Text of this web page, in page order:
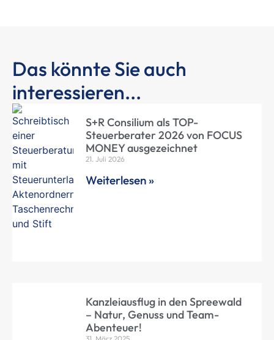
Das könnte Sie auch
interessieren...
S+R Consilium als TOP-
Steuerberater 2026 von FOCUS
MONEY ausgezeichnet
21. Juli 2026
Weiterlesen »
Kanzleiausflug in den Spreewald
– Natur, Genuss und Team-
Abenteuer!